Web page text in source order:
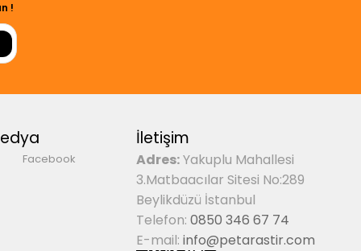
!
Facebook
İletişim
Adres:Yakuplu Mahallesi
3.Matbaacılar Sitesi No:289
Beylikdüzü İstanbul
Telefon: 0850 346 67 74
E-mail: info@petarastir.com